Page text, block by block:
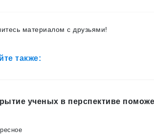
материалом с друзьями!
также:
ученых в перспективе